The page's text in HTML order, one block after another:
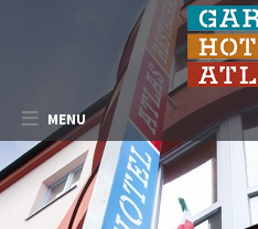
MENU